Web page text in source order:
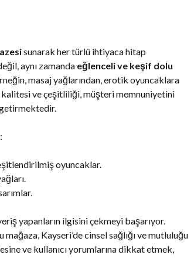
sunarak her türlü ihtiyaca hitap
aynı zamanda eğlenceli ve keşif dolu
masaj yağlarından, erotik oyuncaklara
kalitesi ve çeşitliliği, müşteri memnuniyetini
oyuncaklar.
yapanların ilgisini çekmeyi başarıyor.
Kayseri’de cinsel sağlığı ve mutluluğu
ve kullanıcı yorumlarına dikkat etmek,